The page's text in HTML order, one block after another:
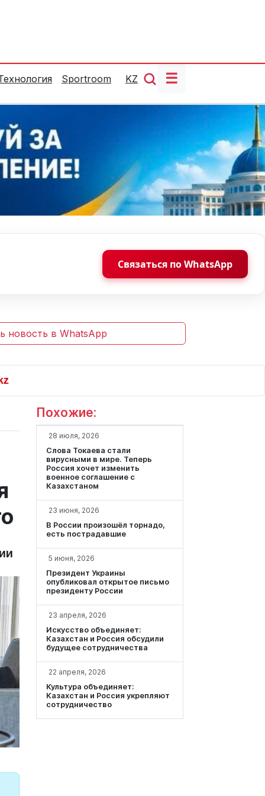
Sportroom KZ ☰
Связаться по WhatsApp
новость в WhatsApp
Похожие:
28 июля, 2026
Слова Токаева стали
вирусными в мире. Теперь
Россия хочет изменить
военное соглашение с
Казахстаном
23 июня, 2026
В России произошёл торнадо,
есть пострадавшие
5 июня, 2026
Президент Украины
опубликовал открытое письмо
президенту России
23 апреля, 2026
Искусство объединяет:
Казахстан и Россия обсудили
будущее сотрудничества
22 апреля, 2026
Культура объединяет:
Казахстан и Россия укрепляют
сотрудничество